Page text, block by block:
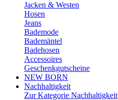
Jacken & Westen
Hosen
Jeans
Bademode
Bademäntel
Badehosen
Accessoires
Geschenkgutscheine
NEW BORN
Nachhaltigkeit
Zur Kategorie Nachhaltigkeit